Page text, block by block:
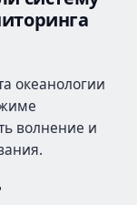
океанологии
волнение и